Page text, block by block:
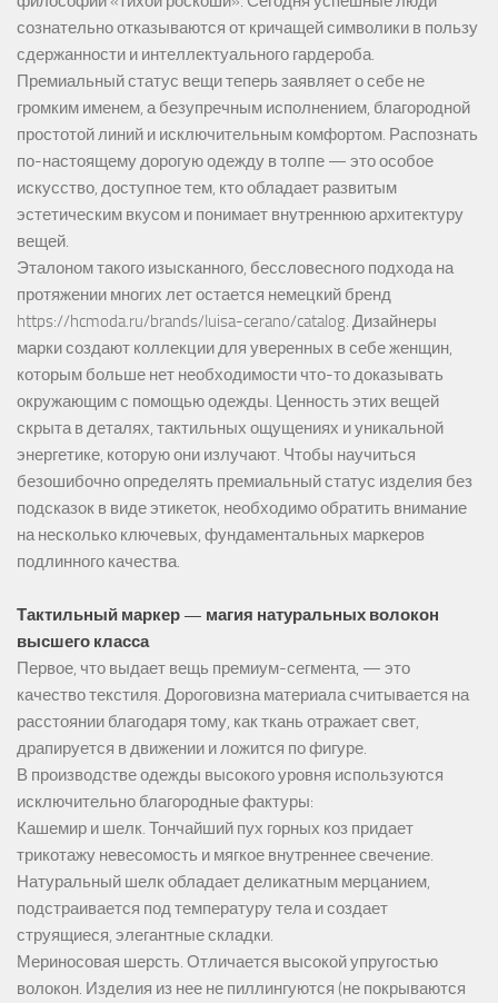
сознательно отказываются от кричащей символики в пользу
сдержанности и интеллектуального гардероба.
Премиальный статус вещи теперь заявляет о себе не
громким именем, а безупречным исполнением, благородной
простотой линий и исключительным комфортом. Распознать
по-настоящему дорогую одежду в толпе — это особое
искусство, доступное тем, кто обладает развитым
эстетическим вкусом и понимает внутреннюю архитектуру
вещей.
Эталоном такого изысканного, бессловесного подхода на
протяжении многих лет остается немецкий бренд
https://hcmoda.ru/brands/luisa-cerano/catalog. Дизайнеры
марки создают коллекции для уверенных в себе женщин,
которым больше нет необходимости что-то доказывать
окружающим с помощью одежды. Ценность этих вещей
скрыта в деталях, тактильных ощущениях и уникальной
энергетике, которую они излучают. Чтобы научиться
безошибочно определять премиальный статус изделия без
подсказок в виде этикеток, необходимо обратить внимание
на несколько ключевых, фундаментальных маркеров
подлинного качества.
Тактильный маркер — магия натуральных волокон
высшего класса
Первое, что выдает вещь премиум-сегмента, — это
качество текстиля. Дороговизна материала считывается на
расстоянии благодаря тому, как ткань отражает свет,
драпируется в движении и ложится по фигуре.
В производстве одежды высокого уровня используются
исключительно благородные фактуры:
Кашемир и шелк. Тончайший пух горных коз придает
трикотажу невесомость и мягкое внутреннее свечение.
Натуральный шелк обладает деликатным мерцанием,
подстраивается под температуру тела и создает
струящиеся, элегантные складки.
Мериносовая шерсть. Отличается высокой упругостью
волокон. Изделия из нее не пиллингуются (не покрываются